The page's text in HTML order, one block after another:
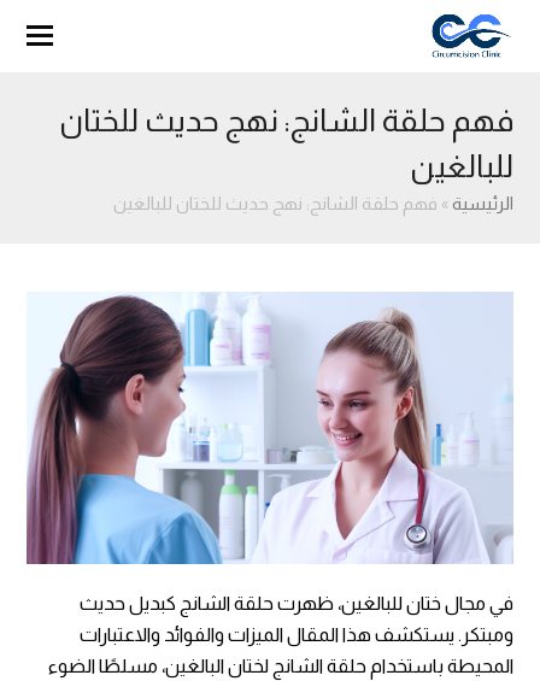
فهم حلقة الشانج: نهج حديث للختان
للبالغين
الرئيسية » فهم حلقة الشانج: نهج حديث للختان للبالغين
في مجال ختان للبالغين، ظهرت حلقة الشانج كبديل حديث
ومبتكر. يستكشف هذا المقال الميزات والفوائد والاعتبارات
المحيطة باستخدام حلقة الشانج لختان البالغين، مسلطًا الضوء